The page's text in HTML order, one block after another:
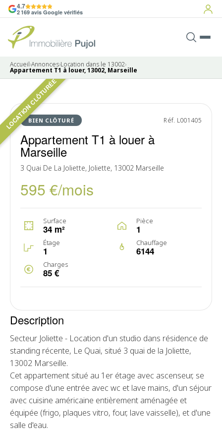
4.7
2 169 avis Google vérifiés
Accueil›Annonces›Location dans le 13002›
Appartement T1 à louer, 13002, Marseille
LOCATION CLÔTURÉE
BIEN CLÔTURÉ Réf. L001405
Appartement T1 à louer à
Marseille
3 Quai De La Joliette, Joliette, 13002 Marseille
595 €/mois
Surface
34 m²
Pièce
1
Étage
1
Chauffage
6144
Charges
85 €
LOUÉ
5 photos
Description
Secteur Joliette - Location d'un studio dans résidence de
standing récente, Le Quai, situé 3 quai de la Joliette,
13002 Marseille.
Cet appartement situé au 1er étage avec ascenseur, se
compose d'une entrée avec wc et lave mains, d'un séjour
avec cuisine américaine entièrement aménagée et
équipée (frigo, plaques vitro, four, lave vaisselle), et d'une
salle d'eau.